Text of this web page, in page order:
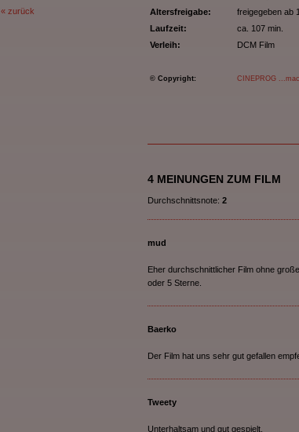
« zurück
Altersfreigabe:
freigegeben ab
Laufzeit:
ca. 107 min.
Verleih:
DCM Film
© Copyright: CINEPROG
4 MEINUNGEN ZUM FILM
Durchschnittsnote: 2
mud
Eher durchschnittlicher Film ohne
oder 5 Sterne.
Baerko
Der Film hat uns sehr gut gefallen
Tweety
Unterhaltsam und gut gespielt.